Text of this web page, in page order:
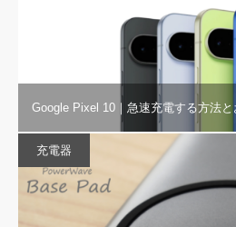
Google Pixel 10｜急速充電する方法
充電器